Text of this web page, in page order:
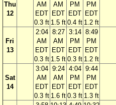
Thu
12
AM
EDT
0.3 ft
AM
EDT
1.5 ft
PM
EDT
0.4 ft
PM
EDT
1.2 ft
Fri
13
2:04
AM
EDT
0.3 ft
8:27
AM
EDT
1.5 ft
3:14
PM
EDT
0.3 ft
8:49
PM
EDT
1.2 ft
Sat
14
3:04
AM
EDT
0.3 ft
9:24
AM
EDT
1.6 ft
4:04
PM
EDT
0.3 ft
9:44
PM
EDT
1.3 ft